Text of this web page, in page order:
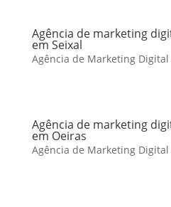
Agência de marketing
em Seixal
Agência de Marketing
Agência de marketing
em Oeiras
Agência de Marketing